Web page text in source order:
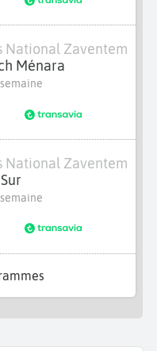
National Zaventem
Ménara
National Zaventem